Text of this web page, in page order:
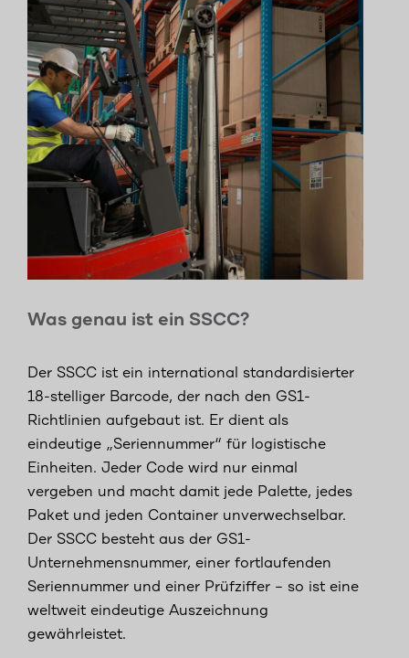
Was genau ist ein SSCC?
Der SSCC ist ein international standardisierter
18-stelliger Barcode, der nach den GS1-
Richtlinien aufgebaut ist. Er dient als
eindeutige „Seriennummer“ für logistische
Einheiten. Jeder Code wird nur einmal
vergeben und macht damit jede Palette, jedes
Paket und jeden Container unverwechselbar.
Der SSCC besteht aus der GS1-
Unternehmensnummer, einer fortlaufenden
Seriennummer und einer Prüfziffer – so ist eine
weltweit eindeutige Auszeichnung
gewährleistet.